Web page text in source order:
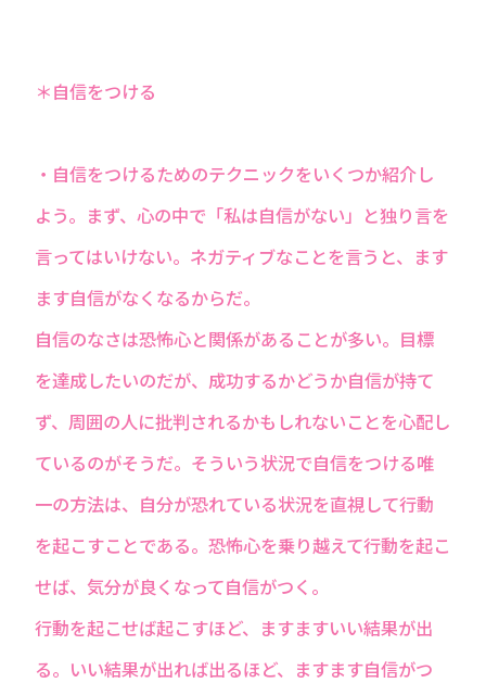
＊自信をつける
・自信をつけるためのテクニックをいくつか紹介し
よう。まず、心の中で「私は自信がない」と独り言を
言ってはいけない。ネガティブなことを言うと、ます
ます自信がなくなるからだ。
自信のなさは恐怖心と関係があることが多い。目標
を達成したいのだが、成功するかどうか自信が持て
ず、周囲の人に批判されるかもしれないことを心配し
ているのがそうだ。そういう状況で自信をつける唯
一の方法は、自分が恐れている状況を直視して行動
を起こすことである。恐怖心を乗り越えて行動を起こ
せば、気分が良くなって自信がつく。
行動を起こせば起こすほど、ますますいい結果が出
る。いい結果が出れば出るほど、ますます自信がつ